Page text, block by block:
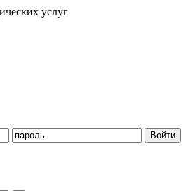
услуг